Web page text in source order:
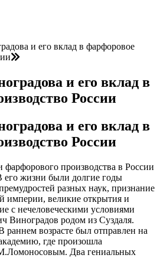
и его вклад в фарфоровое
и его вклад в
России
и его вклад в
России
фарфорового производства в России
жизни были долгие годы
разных наук, признание
империи, великие открытия и
с нечеловеческими условиями
Виноградов родом из Суздаля.
раннем возрасте был отправлен на
где произошла
М.Ломоносовым. Два гениальных